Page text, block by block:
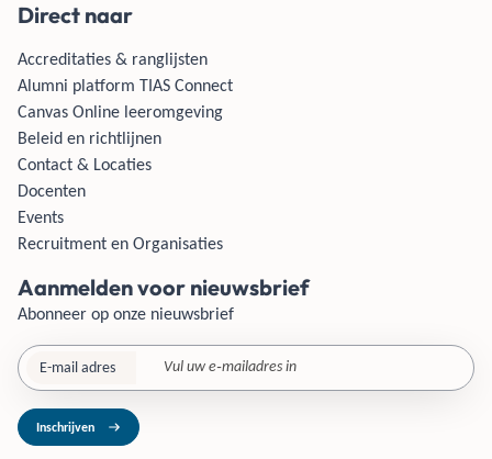
Direct naar
Accreditaties & ranglijsten
Alumni platform TIAS Connect
Canvas Online leeromgeving
Beleid en richtlijnen
Contact & Locaties
Docenten
Events
Recruitment en Organisaties
Aanmelden voor nieuwsbrief
Abonneer op onze nieuwsbrief
E-mail adres
Inschrijven